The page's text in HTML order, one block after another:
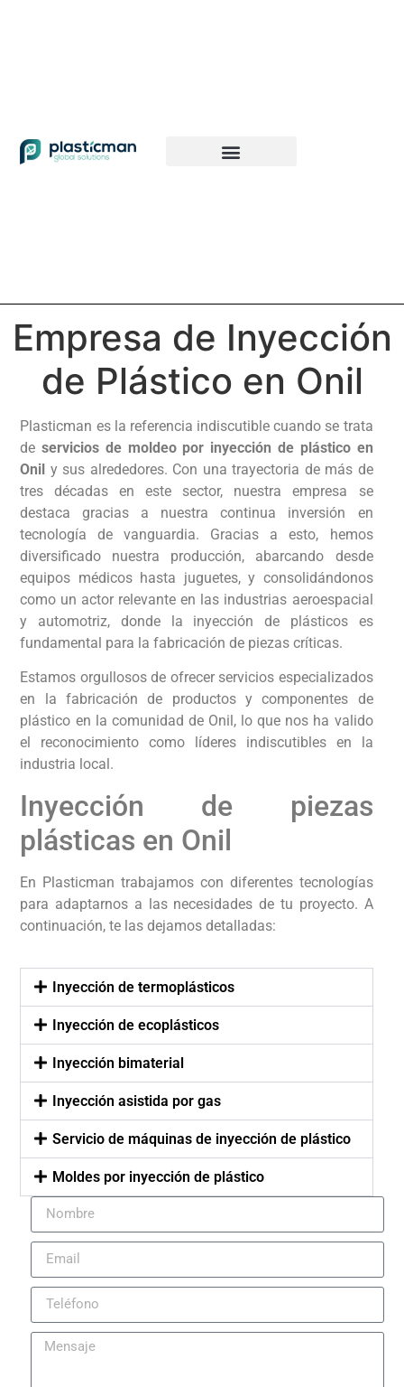
Empresa de Inyección
de Plástico en Onil
Plasticman es la referencia indiscutible cuando se trata
deservicios de moldeo por inyección de plástico en
Onil y sus alrededores. Con una trayectoria de más de
tres décadas en este sector, nuestra empresa se
destaca gracias a nuestra continua inversión en
tecnología de vanguardia. Gracias a esto, hemos
diversificado nuestra producción, abarcando desde
equipos médicos hasta juguetes, y consolidándonos
como un actor relevante en las industrias aeroespacial
y automotriz, donde la inyección de plásticos es
fundamental para la fabricación de piezas críticas.
Estamos orgullosos de ofrecer servicios especializados
en la fabricación de productos y componentes de
plástico en la comunidad de Onil, lo que nos ha valido
el reconocimiento como líderes indiscutibles en la
industria local.
Inyección de piezas
plásticas en Onil
En Plasticman trabajamos con diferentes tecnologías
para adaptarnos a las necesidades de tu proyecto. A
continuación, te las dejamos detalladas:
Inyección de termoplásticos
Inyección de ecoplásticos
Inyección bimaterial
Inyección asistida por gas
Servicio de máquinas de inyección de plástico
Moldes por inyección de plástico